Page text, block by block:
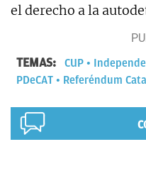
el derecho a la
TEMAS: CUP
PDeCAT
Referéndum